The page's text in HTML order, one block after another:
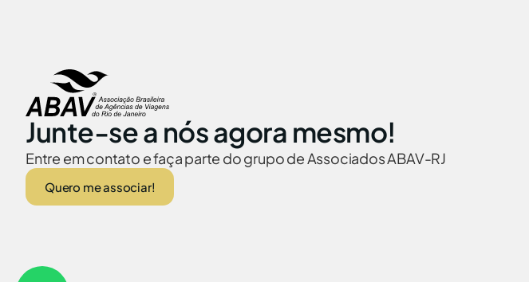
Junte-se a nós agora mesmo!
Entre em contato e faça parte do grupo de Associados ABAV-RJ
Quero me associar!